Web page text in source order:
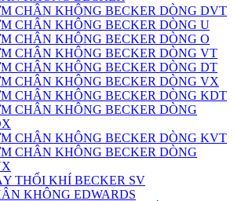
CHÂN KHÔNG BECKER DÒNG DVT
CHÂN KHÔNG BECKER DÒNG U
CHÂN KHÔNG BECKER DÒNG O
CHÂN KHÔNG BECKER DÒNG VT
CHÂN KHÔNG BECKER DÒNG DT
CHÂN KHÔNG BECKER DÒNG VX
CHÂN KHÔNG BECKER DÒNG KDT
CHÂN KHÔNG BECKER DÒNG
CHÂN KHÔNG BECKER DÒNG KVT
CHÂN KHÔNG BECKER DÒNG
THỔI KHÍ BECKER SV
KHÔNG EDWARDS